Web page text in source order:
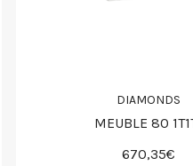
DIAMONDS
MEUBLE 80
670,35€